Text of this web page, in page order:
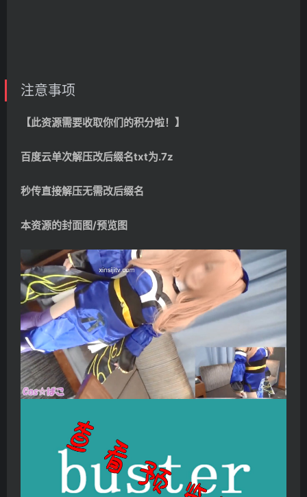
注意事项
【此资源需要收取你们的积分啦！】
百度云单次解压改后缀名txt为.7z
秒传直接解压无需改后缀名
本资源的封面图/预览图